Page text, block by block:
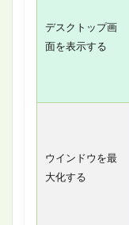
デスクトップ画
面を表示する
ウインドウを最
大化する